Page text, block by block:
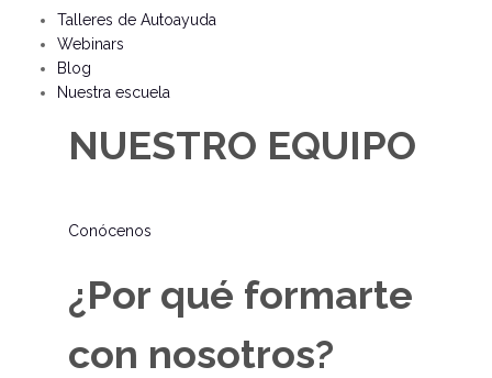
Talleres de Autoayuda
Webinars
Blog
Nuestra escuela
NUESTRO EQUIPO
Conócenos
¿Por qué formarte
con nosotros?